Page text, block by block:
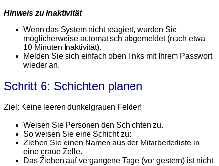
Hinweis zu Inaktivität
Wenn das System nicht reagiert, wurden Sie
möglicherweise automatisch abgemeldet (nach etwa
10 Minuten Inaktivität).
Melden Sie sich einfach oben links mit Ihrem Passwort
wieder an.
Schritt 6: Schichten planen
Ziel: Keine leeren dunkelgrauen Felder!
Weisen Sie Personen den Schichten zu.
So weisen Sie eine Schicht zu:
Ziehen Sie einen Namen aus der Mitarbeiterliste in
eine graue Zelle.
Das Ziehen auf vergangene Tage (vor gestern) ist nicht